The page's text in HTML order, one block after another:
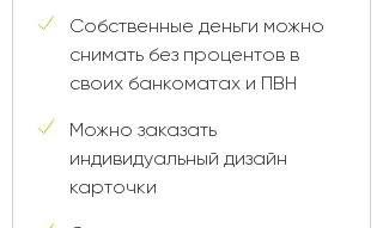
Собственные деньги можно
снимать без процентов в
своих банкоматах и ПВН
Можно заказать
индивидуальный дизайн
карточки